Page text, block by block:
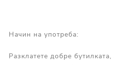
Начин на употреба:
Разклатете добре